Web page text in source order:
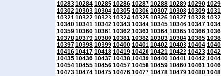
10283 10284 10285 10286 10287 10288 10289 10290
10302 10303 10304 10305 10306 10307 10308 10309
10321 10322 10323 10324 10325 10326 10327 10328
10340 10341 10342 10343 10344 10345 10346 10347
10359 10360 10361 10362 10363 10364 10365 10366
10378 10379 10380 10381 10382 10383 10384 10385
10397 10398 10399 10400 10401 10402 10403 10404
10416 10417 10418 10419 10420 10421 10422 10423
10435 10436 10437 10438 10439 10440 10441 10442
10454 10455 10456 10457 10458 10459 10460 10461
10473 10474 10475 10476 10477 10478 10479 10480